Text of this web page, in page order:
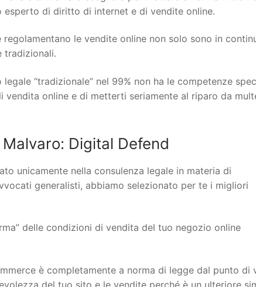
esperto di diritto di internet e di vendite online.
le vendite online non solo sono in
tradizionali.
“tradizionale” nel 99% non ha le competenze
online e di metterti seriamente al riparo da
Digital Defend
unicamente nella consulenza legale in materia di
generalisti, abbiamo selezionato per te i migliori
delle condizioni di vendita del tuo negozio online
è completamente a norma di legge dal punto di